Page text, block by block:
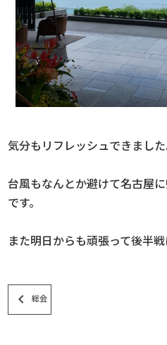
気分もリフレッシュできました
台風もなんとか避けて名古屋
です。
また明日からも頑張って後半
keyboard_arrow_left 総会